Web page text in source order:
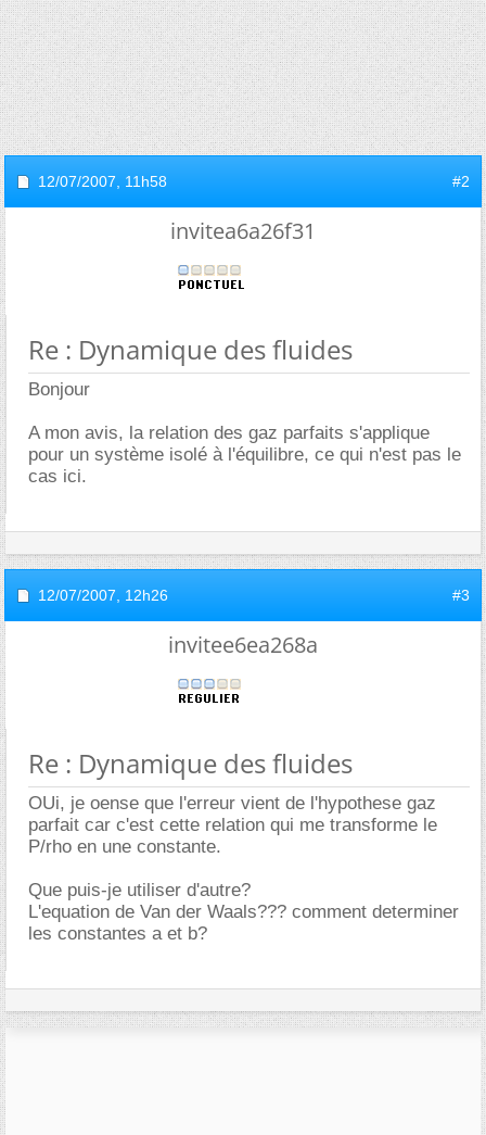
12/07/2007, 11h58 #2
invitea6a26f31
Re : Dynamique des fluides
Bonjour
A mon avis, la relation des gaz parfaits s'applique
pour un système isolé à l'équilibre, ce qui n'est pas le
cas ici.
12/07/2007, 12h26 #3
invitee6ea268a
Re : Dynamique des fluides
OUi, je oense que l'erreur vient de l'hypothese gaz
parfait car c'est cette relation qui me transforme le
P/rho en une constante.
Que puis-je utiliser d'autre?
L'equation de Van der Waals??? comment determiner
les constantes a et b?